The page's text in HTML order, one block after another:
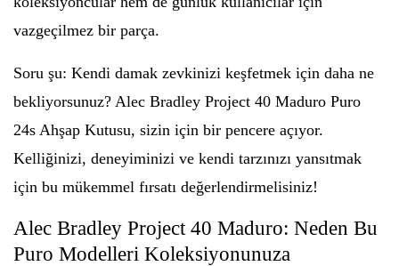
vazgeçilmez bir parça.
Soru şu: Kendi damak zevkinizi keşfetmek için daha ne
bekliyorsunuz? Alec Bradley Project 40 Maduro Puro
24s Ahşap Kutusu, sizin için bir pencere açıyor.
Kelliğinizi, deneyiminizi ve kendi tarzınızı yansıtmak
için bu mükemmel fırsatı değerlendirmelisiniz!
Alec Bradley Project 40 Maduro: Neden Bu
Puro Modelleri Koleksiyonunuza